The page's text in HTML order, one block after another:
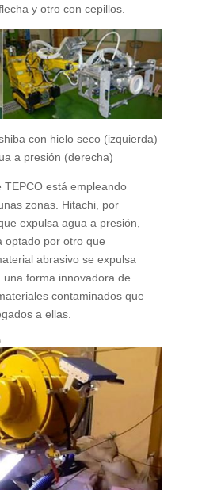
y otro con cepillos.
con hielo seco (izquierda)
a presión (derecha)
está empleando
zonas. Hitachi, por
expulsa agua a presión,
optado por otro que
abrasivo se expulsa
forma innovadora de
contaminados que
a ellas.